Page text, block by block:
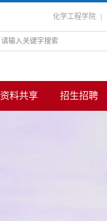
化学工程学院
资料共享 招生招聘